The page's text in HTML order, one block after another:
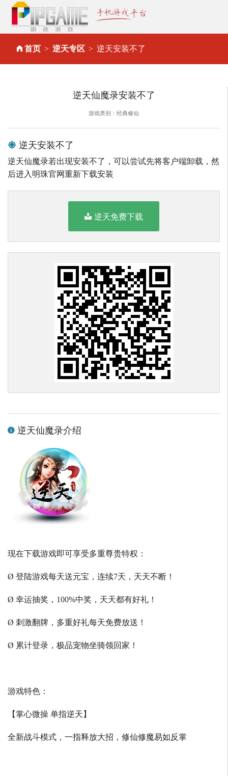
首页 逆天专区 逆天安装不了
逆天仙魔录安装不了
游戏类别：经典修仙
逆天安装不了
逆天仙魔录若出现安装不了，可以尝试先将客户端卸载，然
后进入明珠官网重新下载安装
逆天免费下载
逆天仙魔录介绍
现在下载游戏即可享受多重尊贵特权：
Ø 登陆游戏每天送元宝，连续7天，天天不断！
Ø 幸运抽奖，100%中奖，天天都有好礼！
Ø 刺激翻牌，多重好礼每天免费放送！
Ø 累计登录，极品宠物坐骑领回家！
游戏特色：
【掌心微操 单指逆天】
全新战斗模式，一指释放大招，修仙修魔易如反掌